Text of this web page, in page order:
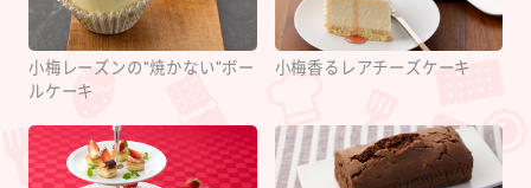
小梅レーズンの"焼かない"ボー
ルケーキ
小梅香るレアチーズケーキ